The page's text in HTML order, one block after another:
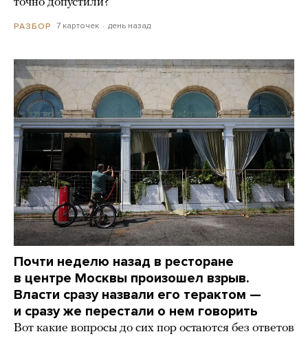
точно допустили?
РАЗБОР 7 карточек день назад
Почти неделю назад в ресторане
в центре Москвы произошел взрыв.
Власти сразу назвали его терактом —
и сразу же перестали о нем говорить
Вот какие вопросы до сих пор остаются без ответов